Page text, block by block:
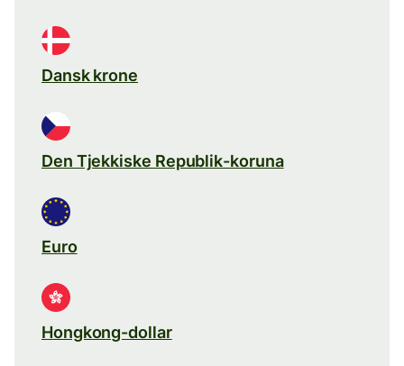
Dansk krone
Den Tjekkiske Republik-koruna
Euro
Hongkong-dollar